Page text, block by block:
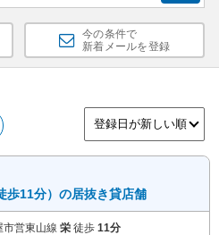
今の条件で
新着メールを登録
歩11分）の居抜き貸店舗
市営東山線 栄 徒歩 11分